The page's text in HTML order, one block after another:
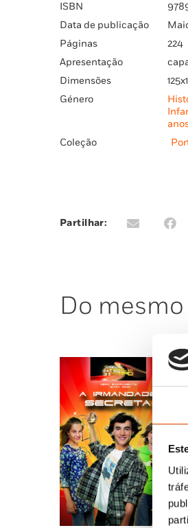
ISBN
Data de publicação
Páginas
224
Apresentação
Dimensões
Género
Coleção
Partilhar:
Do